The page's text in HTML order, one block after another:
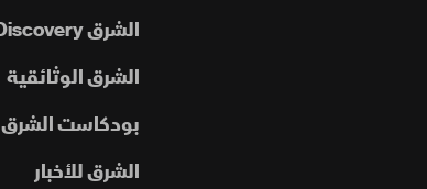
الشرق Discovery
الشرق الوثائقية
بودكاست الشرق
الشرق للأخبار